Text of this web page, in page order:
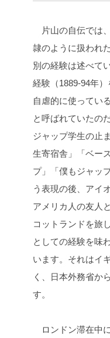
片山の自伝では
隷のように扱われ
別の経験は述べて
経験（1889-94年
自虐的に使ってい
と呼ばれていたの
ジャップ学生の止
生寄宿舎」「ベー
プ」「僕もジャッ
う表現の後、アイ
アメリカ人の友人
コットランドを旅
としての経験を味
います。それはイ
く、日本外務省か
す。
ロンドン滞在中